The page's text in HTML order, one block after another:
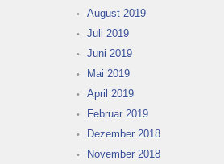
August 2019
Juli 2019
Juni 2019
Mai 2019
April 2019
Februar 2019
Dezember 2018
November 2018